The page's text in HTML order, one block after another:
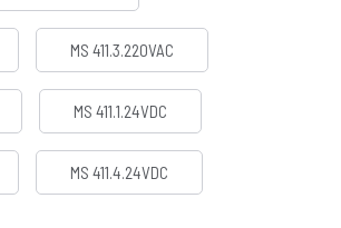
MS 411.3.220VAC
MS 411.1.24VDC
MS 411.4.24VDC